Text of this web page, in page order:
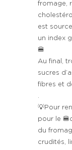
fromage,
est
un index
🍔
Au final,
sucres
fibres et
.
💡Pour
pour le
du
crudités,